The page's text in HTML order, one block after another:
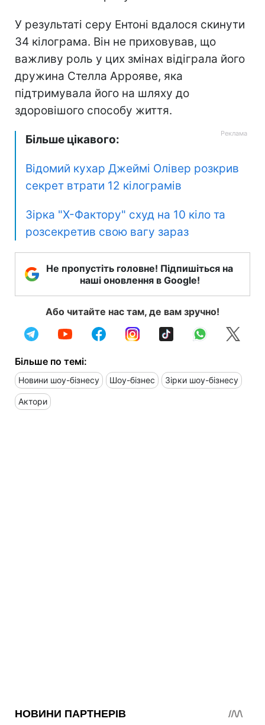
У результаті серу Ентоні вдалося скинути
34 кілограма. Він не приховував, що
важливу роль у цих змінах відіграла його
дружина Стелла Аррояве, яка
підтримувала його на шляху до
здоровішого способу життя.
Більше цікавого:
Відомий кухар Джеймі Олівер розкрив
секрет втрати 12 кілограмів
Зірка "Х-Фактору" схуд на 10 кіло та
розсекретив свою вагу зараз
Не пропустіть головне! Підпишіться на
наші оновлення в Google!
Або читайте нас там, де вам зручно!
Більше по темі:
Новини шоу-бізнесу Шоу-бізнес Зірки шоу-бізнесу
Актори